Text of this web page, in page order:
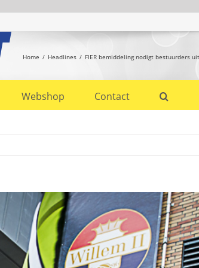
Webshop Contact
Home Headlines FIER bemiddeling nodigt bestuurders